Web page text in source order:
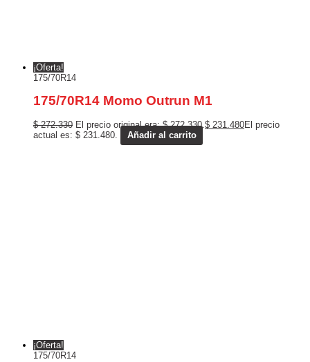
¡Oferta!
175/70R14
175/70R14 Momo Outrun M1
$272.330 El precio original era: $ 272.330.$ 231.480El precio
actual es: $ 231.480.
Añadir al carrito
¡Oferta!
175/70R14